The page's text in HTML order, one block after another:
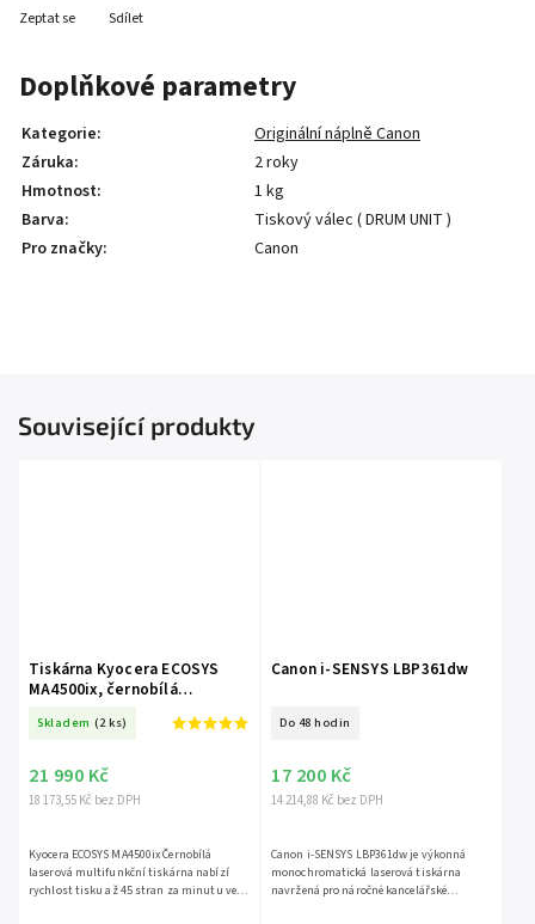
Zeptat se Sdílet
Doplňkové parametry
Kategorie:
Originální náplně Canon
Záruka:
2 roky
Hmotnost:
1 kg
Barva:
Tiskový válec ( DRUM UNIT )
Pro značky: Canon
Související produkty
Tiskárna Kyocera ECOSYS
MA4500ix, černobílá
tiskárna
Skladem (2 ks)
18 173,55 Kč bez DPH
21 990 Kč
Kyocera ECOSYS MA4500ix Černobílá
laserová multifunkční tiskárna nabízí
rychlost tisku až 45 stran za minutu ve
Canon i-SENSYS LBP361dw
Do 48 hodin
14 214,88 Kč bez DPH
17 200 Kč
Canon i-SENSYS LBP361dw je výkonná
monochromatická laserová tiskárna
navržená pro náročné kancelářské